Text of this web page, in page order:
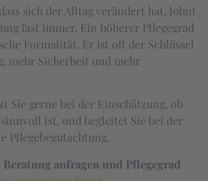
sich der Alltag verändert hat, lohnt
fast immer. Ein höherer Pflegegrad
Formalität. Er ist oft der Schlüssel
mehr Sicherheit und mehr
Sie gerne bei der Einschätzung, ob
ist, und begleitet Sie bei der
Pflegebegutachtung.
Beratung anfragen und Pflegegrad